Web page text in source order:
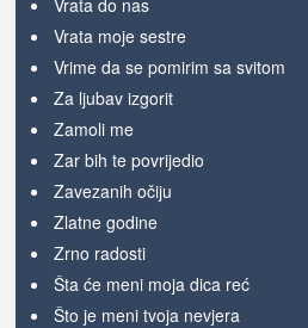
Vrata do nas
Vrata moje sestre
Vrime da se pomirim sa svitom
Za ljubav izgorit
Zamoli me
Zar bih te povrijedio
Zavezanih očiju
Zlatne godine
Zrno radosti
Šta će meni moja dica reć
Što je meni tvoja nevjera